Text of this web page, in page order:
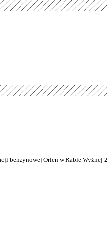
benzynowej Orlen w Rabie Wyżnej